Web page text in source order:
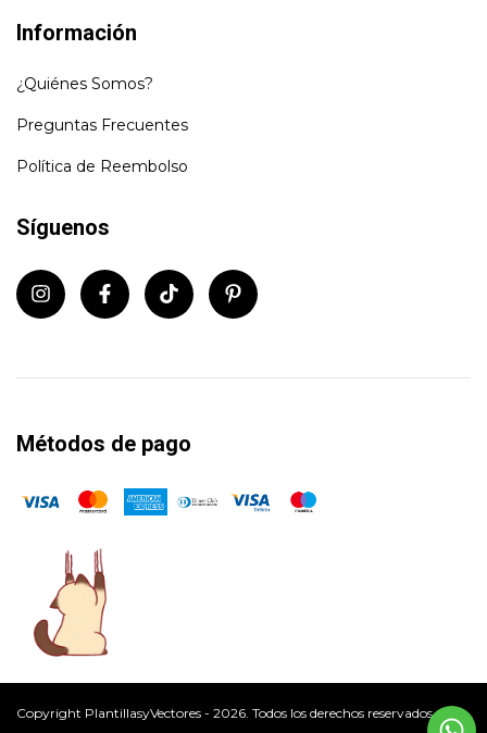
Información
¿Quiénes Somos?
Preguntas Frecuentes
Política de Reembolso
Síguenos
Métodos de pago
Copyright PlantillasyVectores - 2026. Todos los derechos reservados.